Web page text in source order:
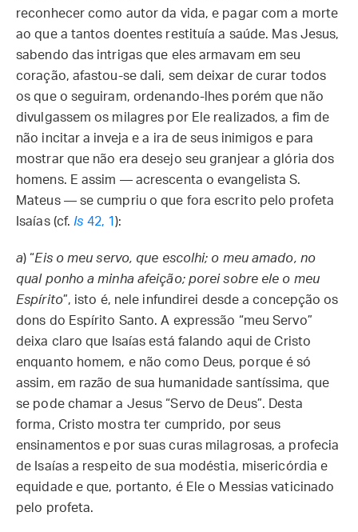
reconhecer como autor da vida, e pagar com a morte
ao que a tantos doentes restituía a saúde. Mas Jesus,
sabendo das intrigas que eles armavam em seu
coração, afastou-se dali, sem deixar de curar todos
os que o seguiram, ordenando-lhes porém que não
divulgassem os milagres por Ele realizados, a fim de
não incitar a inveja e a ira de seus inimigos e para
mostrar que não era desejo seu granjear a glória dos
homens. E assim — acrescenta o evangelista S.
Mateus — se cumpriu o que fora escrito pelo profeta
Isaías (cf. Is 42, 1):
a) “Eis o meu servo, que escolhi; o meu amado, no
qual ponho a minha afeição; porei sobre ele o meu
Espírito”, isto é, nele infundirei desde a concepção os
dons do Espírito Santo. A expressão “meu Servo”
deixa claro que Isaías está falando aqui de Cristo
enquanto homem, e não como Deus, porque é só
assim, em razão de sua humanidade santíssima, que
se pode chamar a Jesus “Servo de Deus”. Desta
forma, Cristo mostra ter cumprido, por seus
ensinamentos e por suas curas milagrosas, a profecia
de Isaías a respeito de sua modéstia, misericórdia e
equidade e que, portanto, é Ele o Messias vaticinado
pelo profeta.